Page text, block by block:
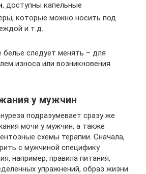
, доступны капельные
которые можно носить под
и т.д.
следует менять – для
износа или возникновения
у мужчин
подразумевает сразу же
мочи у мужчин, а также
схемы терапии. Сначала,
с мужчиной специфику
например, правила питания,
упражнений, образ жизни.